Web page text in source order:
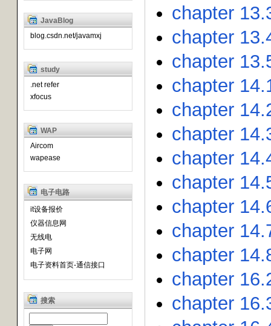
JavaBlog
blog.csdn.net/javamxj
study
.net refer
xfocus
WAP
Aircom
wapease
电子电路
it设备报价
仪器信息网
无线电
电子网
电子资料首页-通信接口
搜索
chapter
chapter
chapter
chapter
chapter
chapter
chapter
chapter
chapter
chapter
chapter
chapter
chapter